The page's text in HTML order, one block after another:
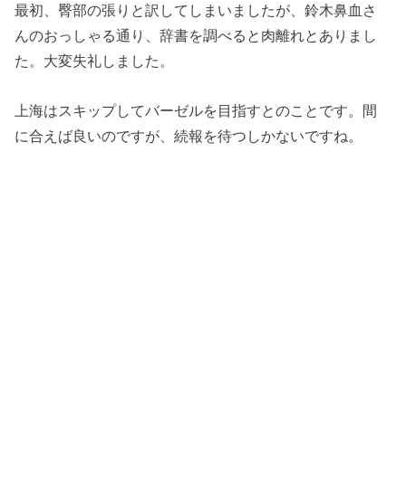
最初、臀部の張りと訳してしまいましたが、鈴木鼻血さ
んのおっしゃる通り、辞書を調べると肉離れとありまし
た。大変失礼しました。
上海はスキップしてバーゼルを目指すとのことです。間
に合えば良いのですが、続報を待つしかないですね。